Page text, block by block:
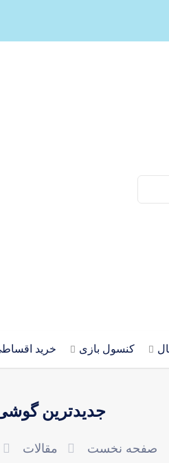
کنسول بازی خرید
جدیدترین
صفحه نخست مقالات